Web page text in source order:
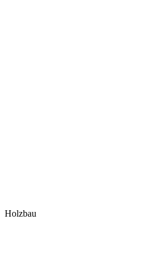
Holzbau